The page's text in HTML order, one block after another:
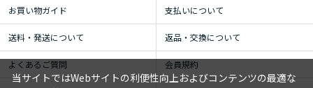
お買い物ガイド 支払いについて
送料・発送について 返品・交換について
よくあるご質問 会員規約
当サイトではWebサイトの利便性向上およびコンテンツの最適な